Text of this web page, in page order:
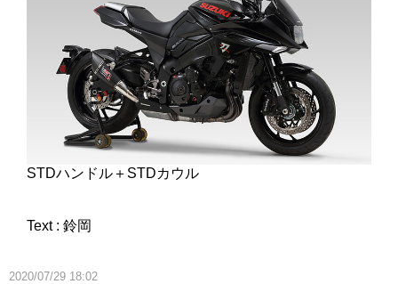
STDハンドル＋STDカウル
Text : 鈴岡
2020/07/29 18:02